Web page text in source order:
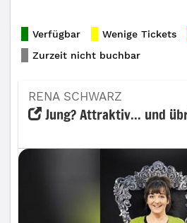
Verfügbar Wenige Tickets
Zurzeit nicht buchbar
RENA SCHWARZ
Jung? Attraktiv... und